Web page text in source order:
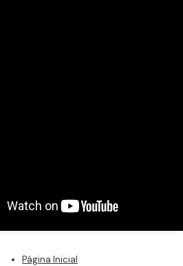
Página Inicial